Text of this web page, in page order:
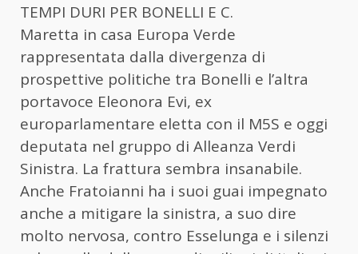
TEMPI DURI PER BONELLI E C.
Maretta in casa Europa Verde
rappresentata dalla divergenza di
prospettive politiche tra Bonelli e l’altra
portavoce Eleonora Evi, ex
europarlamentare eletta con il M5S e oggi
deputata nel gruppo di Alleanza Verdi
Sinistra. La frattura sembra insanabile.
Anche Fratoianni ha i suoi guai impegnato
anche a mitigare la sinistra, a suo dire
molto nervosa, contro Esselunga e i silenzi